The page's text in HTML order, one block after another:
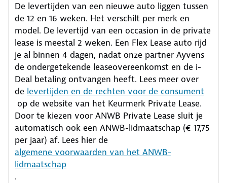
De levertijden van een nieuwe auto liggen tussen
de 12 en 16 weken. Het verschilt per merk en
model. De levertijd van een occasion in de private
lease is meestal 2 weken. Een Flex Lease auto rijd
je al binnen 4 dagen, nadat onze partner Ayvens
de ondergetekende leaseovereenkomst en de i-
Deal betaling ontvangen heeft. Lees meer over
de levertijden en de rechten voor de consument
op de website van het Keurmerk Private Lease.
Door te kiezen voor ANWB Private Lease sluit je
automatisch ook een ANWB-lidmaatschap (€ 17,75
per jaar) af. Lees hier de
algemene voorwaarden van het ANWB-
lidmaatschap
.